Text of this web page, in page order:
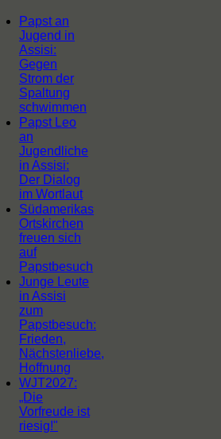
Papst an
Jugend in
Assisi:
Gegen
Strom der
Spaltung
schwimmen
Papst Leo
an
Jugendliche
in Assisi:
Der Dialog
im Wortlaut
Südamerikas
Ortskirchen
freuen sich
auf
Papstbesuch
Junge Leute
in Assisi
zum
Papstbesuch:
Frieden,
Nächstenliebe,
Hoffnung
WJT2027:
„Die
Vorfreude ist
riesig!"